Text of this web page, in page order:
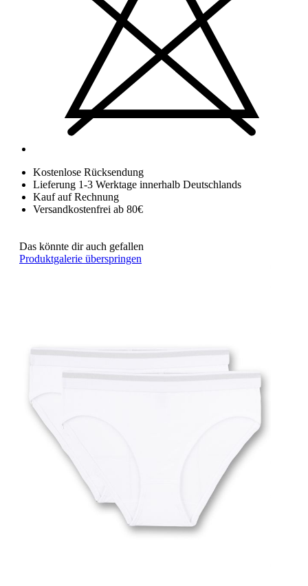
Kostenlose Rücksendung
Lieferung 1-3 Werktage innerhalb Deutschlands
Kauf auf Rechnung
Versandkostenfrei ab 80€
Das könnte dir auch gefallen
Produktgalerie überspringen